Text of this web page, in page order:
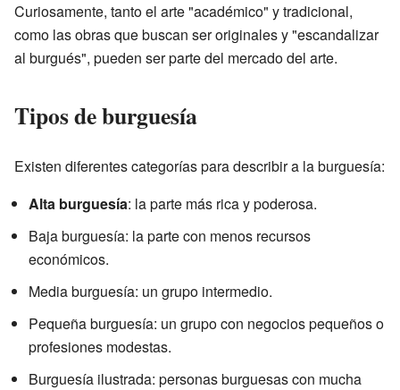
Curiosamente, tanto el arte "académico" y tradicional,
como las obras que buscan ser originales y "escandalizar
al burgués", pueden ser parte del mercado del arte.
Tipos de burguesía
Existen diferentes categorías para describir a la burguesía:
Alta burguesía: la parte más rica y poderosa.
Baja burguesía: la parte con menos recursos
económicos.
Media burguesía: un grupo intermedio.
Pequeña burguesía: un grupo con negocios pequeños o
profesiones modestas.
Burguesía ilustrada: personas burguesas con mucha